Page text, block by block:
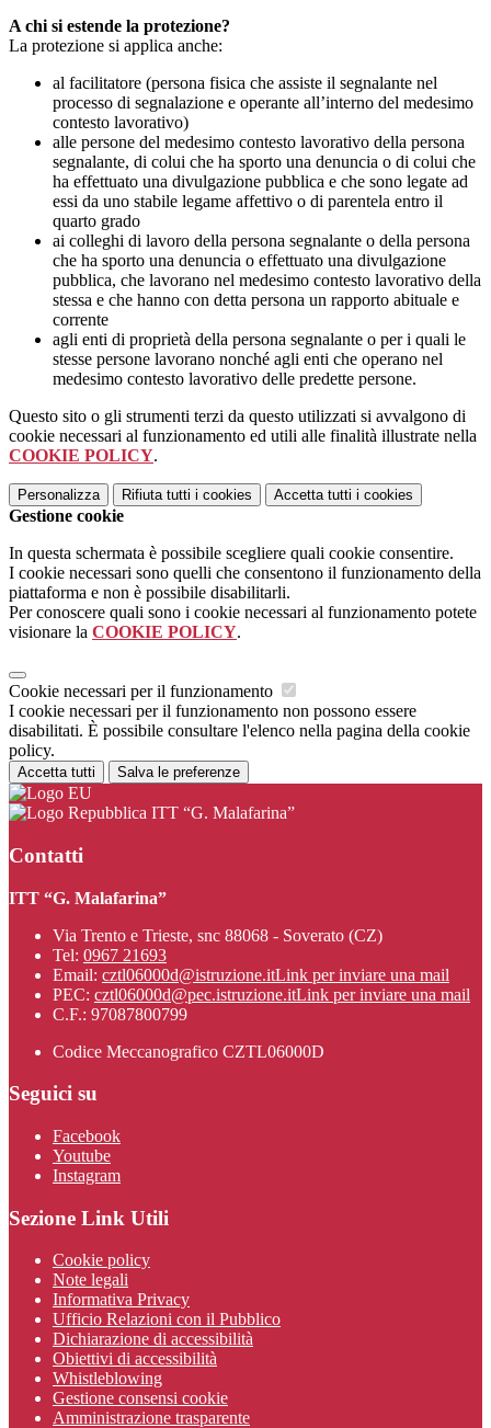
A chi si estende la protezione?
La protezione si applica anche:
al facilitatore (persona fisica che assiste il segnalante nel
processo di segnalazione e operante all’interno del medesimo
contesto lavorativo)
alle persone del medesimo contesto lavorativo della persona
segnalante, di colui che ha sporto una denuncia o di colui che
ha effettuato una divulgazione pubblica e che sono legate ad
essi da uno stabile legame affettivo o di parentela entro il
quarto grado
ai colleghi di lavoro della persona segnalante o della persona
che ha sporto una denuncia o effettuato una divulgazione
pubblica, che lavorano nel medesimo contesto lavorativo della
stessa e che hanno con detta persona un rapporto abituale e
corrente
agli enti di proprietà della persona segnalante o per i quali le
stesse persone lavorano nonché agli enti che operano nel
medesimo contesto lavorativo delle predette persone.
Questo sito o gli strumenti terzi da questo utilizzati si avvalgono di
cookie necessari al funzionamento ed utili alle finalità illustrate nella
COOKIE POLICY.
Personalizza Rifiuta tutti i cookies Accetta tutti i cookies
Gestione cookie
In questa schermata è possibile scegliere quali cookie consentire.
I cookie necessari sono quelli che consentono il funzionamento della
piattaforma e non è possibile disabilitarli.
Per conoscere quali sono i cookie necessari al funzionamento potete
visionare la COOKIE POLICY.
Cookie necessari per il funzionamento
I cookie necessari per il funzionamento non possono essere
disabilitati. È possibile consultare l'elenco nella pagina della cookie
policy.
Accetta tutti Salva le preferenze
ITT “G. Malafarina”
Contatti
ITT “G. Malafarina”
Via Trento e Trieste, snc 88068 - Soverato (CZ)
Tel: 0967 21693
Email: cztl06000d@istruzione.itLink per inviare una mail
PEC: cztl06000d@pec.istruzione.itLink per inviare una mail
C.F.: 97087800799
Codice Meccanografico CZTL06000D
Seguici su
Facebook
Youtube
Instagram
Sezione Link Utili
Cookie policy
Note legali
Informativa Privacy
Ufficio Relazioni con il Pubblico
Dichiarazione di accessibilità
Obiettivi di accessibilità
Whistleblowing
Gestione consensi cookie
Amministrazione trasparente